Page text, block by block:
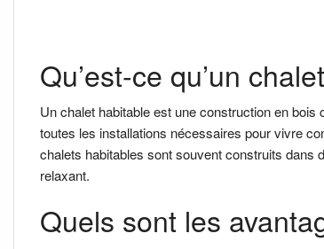
Qu’est-ce qu’un
Un chalet habitable est une construction en
toutes les installations nécessaires pour vivre
chalets habitables sont souvent construits dans
relaxant.
Quels sont les